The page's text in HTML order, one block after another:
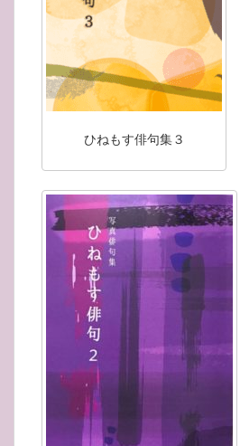
ひねもす俳句集３